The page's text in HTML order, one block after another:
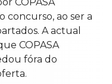
concurso, ao ser a
A actual
COPASA
fóra do